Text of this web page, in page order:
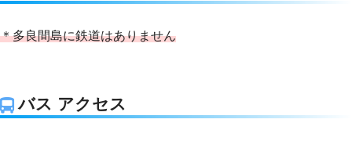
＊多良間島に鉄道はありません
バス アクセス